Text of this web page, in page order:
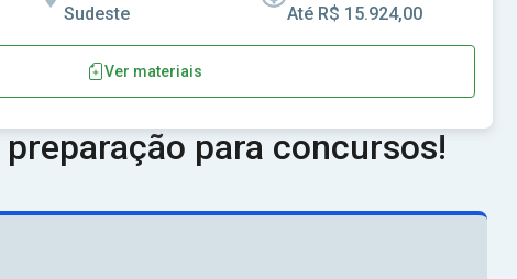
Sudeste Até R$ 15.924,00
Ver materiais
preparação para concursos!